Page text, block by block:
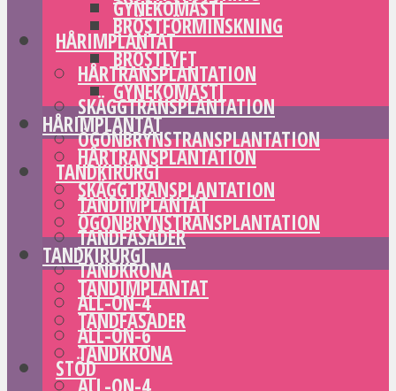
GYNEKOMASTI
HÅRIMPLANTAT
HÅRTRANSPLANTATION
SKÄGGTRANSPLANTATION
ÖGONBRYNSTRANSPLANTATION
TANDKIRURGI
TANDIMPLANTAT
TANDFASADER
TANDKRONA
ALL-ON-4
ALL-ON-6
STÖD
BRÖSTFÖRMINSKNING
BRÖSTLYFT
GYNEKOMASTI
HÅRIMPLANTAT
HÅRTRANSPLANTATION
SKÄGGTRANSPLANTATION
ÖGONBRYNSTRANSPLANTATION
TANDKIRURGI
TANDIMPLANTAT
TANDFASADER
TANDKRONA